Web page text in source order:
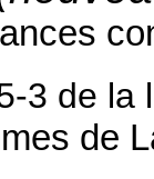
3 de la
de